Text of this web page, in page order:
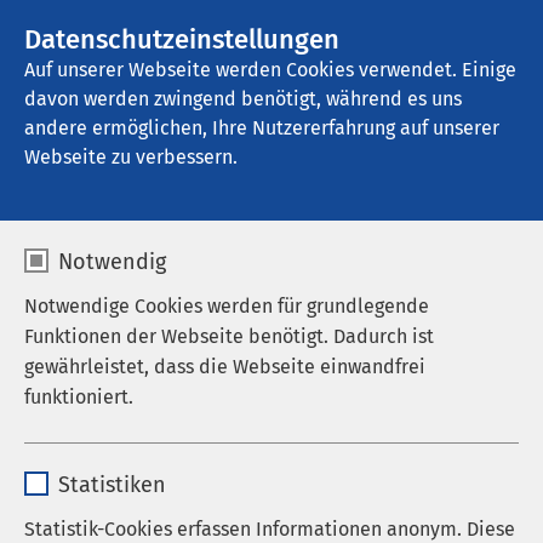
Datenschutzeinstellungen
Auf unserer Webseite werden Cookies verwendet. Einige
davon werden zwingend benötigt, während es uns
andere ermöglichen, Ihre Nutzererfahrung auf unserer
Webseite zu verbessern.
Notwendig
Notwendige Cookies werden für grundlegende
Funktionen der Webseite benötigt. Dadurch ist
gewährleistet, dass die Webseite einwandfrei
funktioniert.
Anbieter sgalinski
Statistiken
Statistik-Cookies erfassen Informationen anonym. Diese
AMEOS Therapiezentrum Ratzeburg
Nachrichten
Datum von: Datum bis: